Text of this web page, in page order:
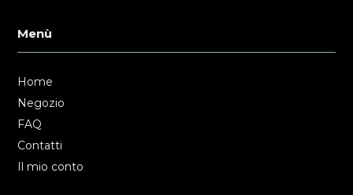
Menù
Home
Negozio
FAQ
Contatti
Il mio conto